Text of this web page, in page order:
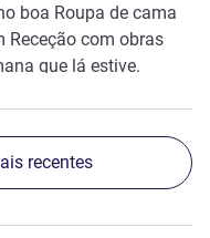
boa Roupa de cama
Receção com obras
que lá estive.
recentes